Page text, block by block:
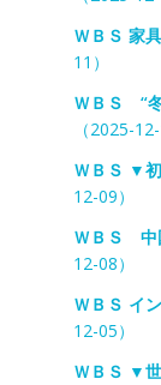
ＷＢＳ 家
11）
ＷＢＳ “
（2025-12-
ＷＢＳ ▼
12-09）
ＷＢＳ 中
12-08）
ＷＢＳ イ
12-05）
ＷＢＳ ▼